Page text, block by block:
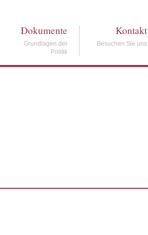
Dokumente
Grundlagen der
Politik
Kontakt
Besuchen Sie uns